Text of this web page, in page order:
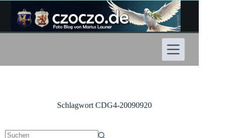
Inhalt
springen
Schlagwort CDG4-20090920